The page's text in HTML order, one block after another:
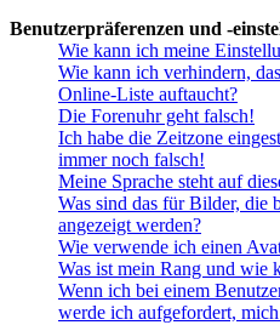
Benutzerpräferenzen und -
Wie kann ich meine
Wie kann ich verhindern,
Online-Liste auftaucht?
Die Forenuhr geht falsch!
Ich habe die Zeitzone
immer noch falsch!
Meine Sprache steht auf
Was sind das für Bilder, die
angezeigt werden?
Wie verwende ich einen
Was ist mein Rang und wie
Wenn ich bei einem
werde ich aufgefordert,